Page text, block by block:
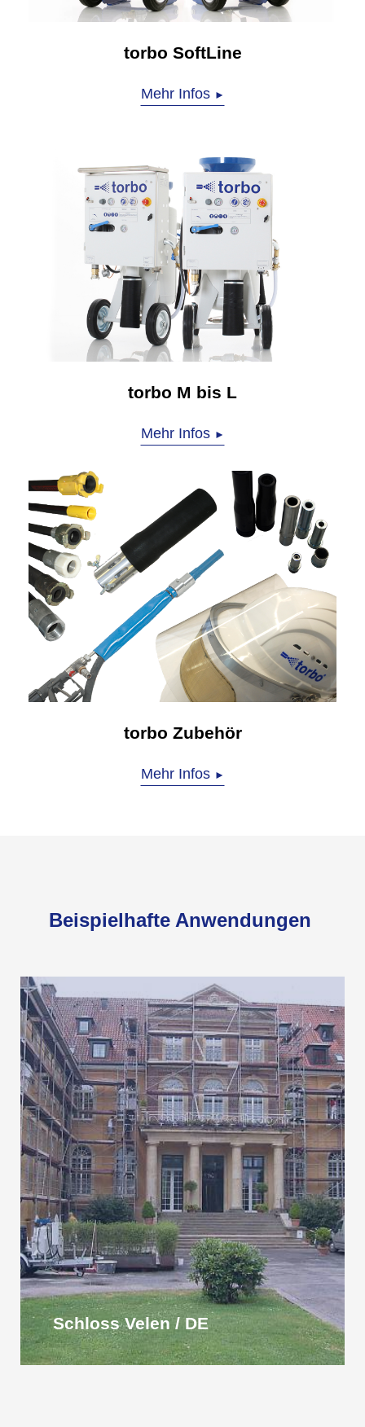
torbo SoftLine
Mehr Infos ►
torbo M bis L
Mehr Infos ►
torbo Zubehör
Mehr Infos ►
Beispielhafte Anwendungen
Schloss Velen / DE